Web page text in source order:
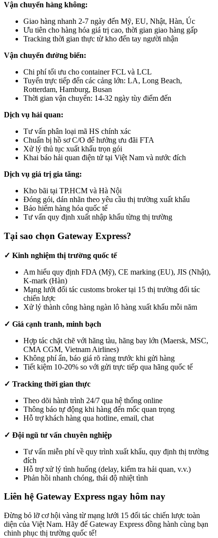
Vận chuyển hàng không:
Giao hàng nhanh 2-7 ngày đến Mỹ, EU, Nhật, Hàn, Úc
Ưu tiên cho hàng hóa giá trị cao, thời gian giao hàng gấp
Tracking thời gian thực từ kho đến tay người nhận
Vận chuyển đường biển:
Chi phí tối ưu cho container FCL và LCL
Tuyến trực tiếp đến các cảng lớn: LA, Long Beach,
Rotterdam, Hamburg, Busan
Thời gian vận chuyển: 14-32 ngày tùy điểm đến
Dịch vụ hải quan:
Tư vấn phân loại mã HS chính xác
Chuẩn bị hồ sơ C/O để hưởng ưu đãi FTA
Xử lý thủ tục xuất khẩu trọn gói
Khai báo hải quan điện tử tại Việt Nam và nước đích
Dịch vụ giá trị gia tăng:
Kho bãi tại TP.HCM và Hà Nội
Đóng gói, dán nhãn theo yêu cầu thị trường xuất khẩu
Bảo hiểm hàng hóa quốc tế
Tư vấn quy định xuất nhập khẩu từng thị trường
Tại sao chọn Gateway Express?
✓ Kinh nghiệm thị trường quốc tế
Am hiểu quy định FDA (Mỹ), CE marking (EU), JIS (Nhật),
K-mark (Hàn)
Mạng lưới đối tác customs broker tại 15 thị trường đối tác
chiến lược
Xử lý thành công hàng ngàn lô hàng xuất khẩu mỗi năm
✓ Giá cạnh tranh, minh bạch
Hợp tác chặt chẽ với hãng tàu, hãng bay lớn (Maersk, MSC,
CMA CGM, Vietnam Airlines)
Không phí ẩn, báo giá rõ ràng trước khi gửi hàng
Tiết kiệm 10-20% so với gửi trực tiếp qua hãng quốc tế
✓ Tracking thời gian thực
Theo dõi hành trình 24/7 qua hệ thống online
Thông báo tự động khi hàng đến mốc quan trọng
Hỗ trợ khách hàng qua hotline, email, chat
✓ Đội ngũ tư vấn chuyên nghiệp
Tư vấn miễn phí về quy trình xuất khẩu, quy định thị trường
đích
Hỗ trợ xử lý tình huống (delay, kiểm tra hải quan, v.v.)
Phản hồi nhanh chóng, thái độ nhiệt tình
Liên hệ Gateway Express ngay hôm nay
Đừng bỏ lỡ cơ hội vàng từ mạng lưới 15 đối tác chiến lược toàn
diện của Việt Nam. Hãy để Gateway Express đồng hành cùng bạn
chinh phục thị trường quốc tế!